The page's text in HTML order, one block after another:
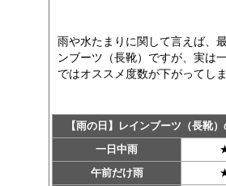
雨や水たまりに関して言えば、
ンブーツ（長靴）ですが、実は
ではオススメ度数が下がってしま
【雨の日】レインブーツ（長靴
一日中雨
午前だけ雨